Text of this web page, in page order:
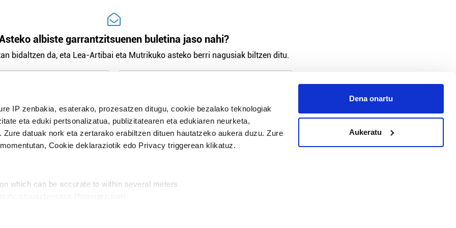
IP zenbakia, esaterako, prozesatzen ditugu, cookie bezalako teknologiak
eta eduki pertsonalizatua, publizitatearen eta edukiaren neurketa,
datuak nork eta zertarako erabiltzen dituen hautatzeko aukera duzu. Zure
Cookie deklaraziotik edo Privacy triggerean klikatuz.
which can be accurate to within several meters
Dena onartu
Aukeratu
albiste garrantzitsuenen buletina jaso nahi?
bidaltzen da, eta Lea-Artibai eta Mutrikuko asteko berri nagusiak biltzen ditu.
Harpidetu
modu librean kontatzea da gure eginkizuna. Horretarako zure ekarpena